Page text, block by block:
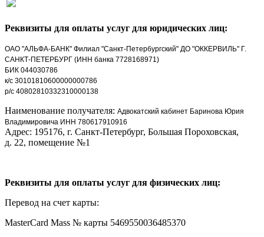
Реквизиты для оплаты услуг для юридических лиц:
ОАО "АЛЬФА-БАНК" Филиал "Санкт-Петербургский" ДО "ОККЕРВИЛЬ" Г.
САНКТ-ПЕТЕРБУРГ (ИНН банка 7728168971)
БИК 044030786
к/с 30101810600000000786
р/с 40802810332310000138
Наименование получателя: Адвокатский кабинет Баринова Юрия
Владимировича ИНН 780617910916
Адрес: 195176, г. Санкт-Петербург, Большая Пороховская,
д. 22, помещение №1
Реквизиты для оплаты услуг для физических лиц:
Перевод на счет карты:
MasterCard Mass № карты 5469550036485370